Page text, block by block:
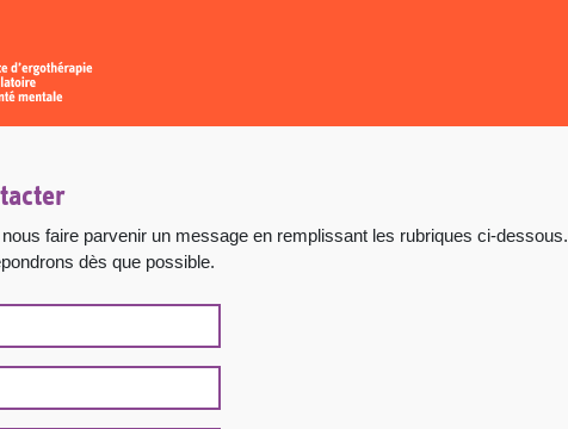
faire parvenir un message en remplissant les rubriques ci-dessous.
dès que possible.